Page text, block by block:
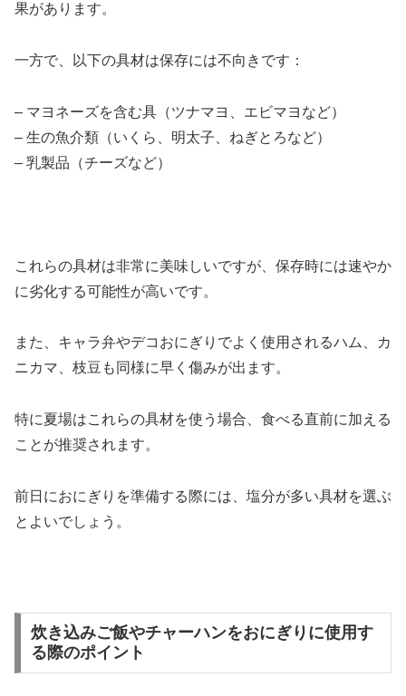
果があります。
一方で、以下の具材は保存には不向きです：
– マヨネーズを含む具（ツナマヨ、エビマヨなど）
– 生の魚介類（いくら、明太子、ねぎとろなど）
– 乳製品（チーズなど）
これらの具材は非常に美味しいですが、保存時には速やか
に劣化する可能性が高いです。
また、キャラ弁やデコおにぎりでよく使用されるハム、カ
ニカマ、枝豆も同様に早く傷みが出ます。
特に夏場はこれらの具材を使う場合、食べる直前に加える
ことが推奨されます。
前日におにぎりを準備する際には、塩分が多い具材を選ぶ
とよいでしょう。
炊き込みご飯やチャーハンをおにぎりに使用す
る際のポイント